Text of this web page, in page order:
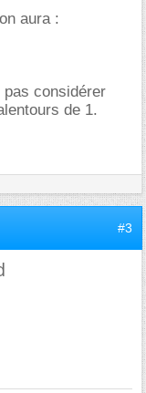
aura :
pas considérer
de 1.
#3